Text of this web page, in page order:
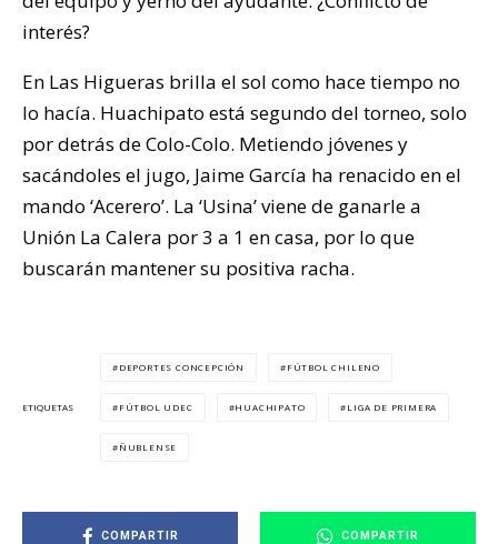
interés?
En Las Higueras brilla el sol como hace tiempo no
lo hacía. Huachipato está segundo del torneo, solo
por detrás de Colo-Colo. Metiendo jóvenes y
sacándoles el jugo, Jaime García ha renacido en el
mando ‘Acerero’. La ‘Usina’ viene de ganarle a
Unión La Calera por 3 a 1 en casa, por lo que
buscarán mantener su positiva racha.
ETIQUETAS
DEPORTES CONCEPCIÓN FÚTBOL CHILENO
FÚTBOL UDEC HUACHIPATO LIGA DE PRIMERA
ÑUBLENSE
COMPARTIR COMPARTIR